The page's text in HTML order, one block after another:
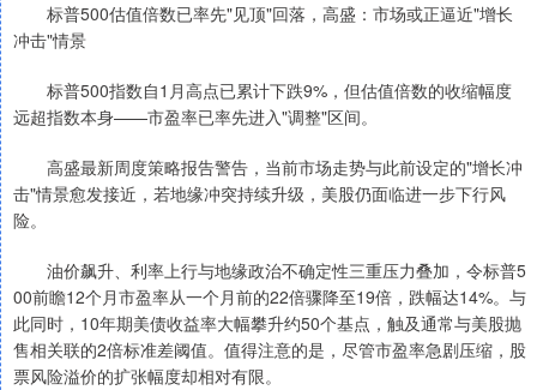
标普500估值倍数已率先"见顶"回落，高盛：市场或正逼近"增长
冲击"情景
标普500指数自1月高点已累计下跌9%，但估值倍数的收缩幅度
远超指数本身——市盈率已率先进入"调整"区间。
高盛最新周度策略报告警告，当前市场走势与此前设定的"增长冲
击"情景愈发接近，若地缘冲突持续升级，美股仍面临进一步下行风
险。
油价飙升、利率上行与地缘政治不确定性三重压力叠加，令标普5
00前瞻12个月市盈率从一个月前的22倍骤降至19倍，跌幅达14%。与
此同时，10年期美债收益率大幅攀升约50个基点，触及通常与美股抛
售相关联的2倍标准差阈值。值得注意的是，尽管市盈率急剧压缩，股
票风险溢价的扩张幅度却相对有限。